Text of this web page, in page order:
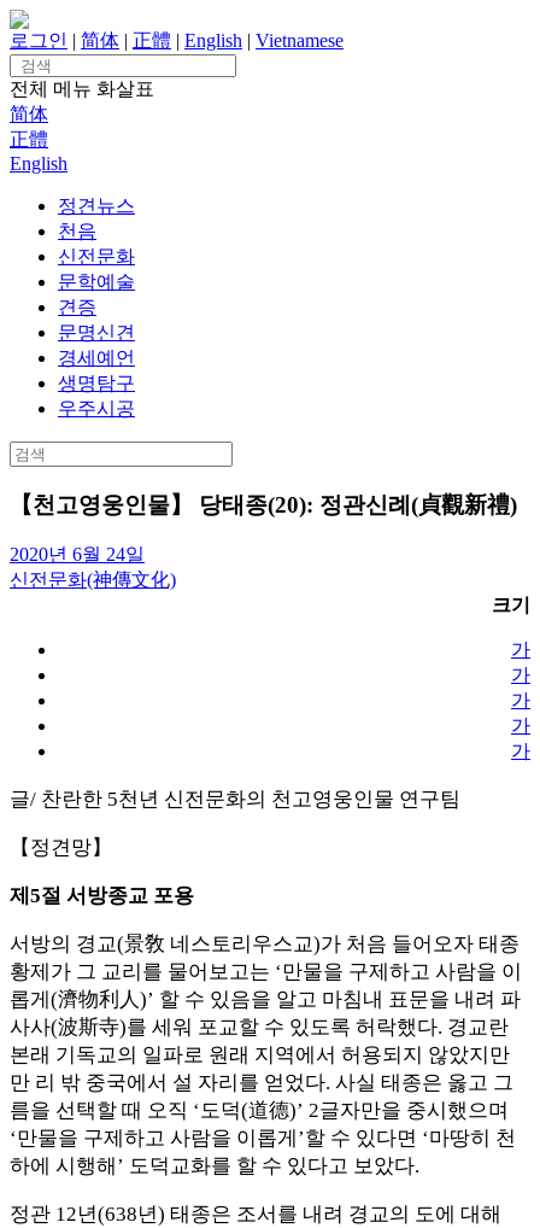
Skip
to
content
로그인 | 简体 | 正體 | English | Vietnamese
Search
for:
전체 메뉴 화살표
简体
正體
English
정견뉴스
천음
신전문화
문학예술
견증
문명신견
경세예언
생명탐구
우주시공
Search
for:
【천고영웅인물】 당태종(20): 정관신례(貞觀新禮)
2020년 6월 24일
신전문화(神傳文化)
크기
가
가
가
가
가
글/ 찬란한 5천년 신전문화의 천고영웅인물 연구팀
【정견망】
제5절 서방종교 포용
서방의 경교(景敎 네스토리우스교)가 처음 들어오자 태종
황제가 그 교리를 물어보고는 ‘만물을 구제하고 사람을 이
롭게(濟物利人)’ 할 수 있음을 알고 마침내 표문을 내려 파
사사(波斯寺)를 세워 포교할 수 있도록 허락했다. 경교란
본래 기독교의 일파로 원래 지역에서 허용되지 않았지만
만 리 밖 중국에서 설 자리를 얻었다. 사실 태종은 옳고 그
름을 선택할 때 오직 ‘도덕(道德)’ 2글자만을 중시했으며
‘만물을 구제하고 사람을 이롭게’할 수 있다면 ‘마땅히 천
하에 시행해’ 도덕교화를 할 수 있다고 보았다.
정관 12년(638년) 태종은 조서를 내려 경교의 도에 대해